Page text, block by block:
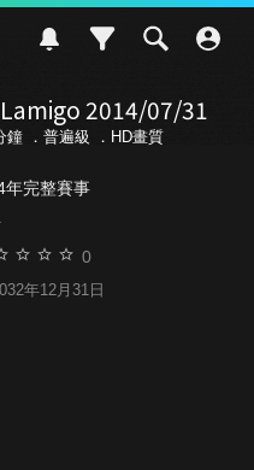
Lamigo 2014/07/31
鐘 ． 普遍級 ．HD畫質
年完整賽事
0
年12月31日